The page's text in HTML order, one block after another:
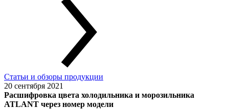
Статьи и обзоры продукции
20 сентября 2021
Расшифровка цвета холодильника и морозильника
ATLANT через номер модели